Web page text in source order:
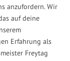
anzufordern. Wir
auf deine
Erfahrung als
Freytag